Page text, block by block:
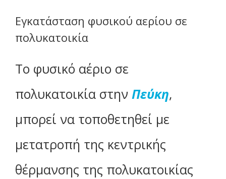
Εγκατάσταση φυσικού αερίου σε
πολυκατοικία
Το φυσικό αέριο σε
πολυκατοικία στην Πεύκη,
μπορεί να τοποθετηθεί με
μετατροπή της κεντρικής
θέρμανσης της πολυκατοικίας